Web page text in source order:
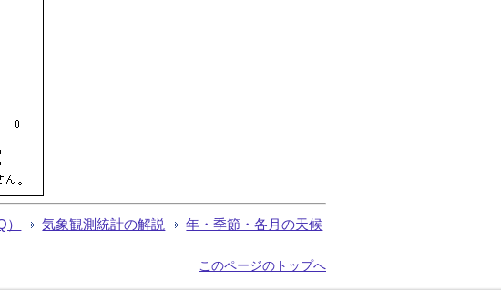
気象観測統計の解説 年・季節・各月の天候
このページのトップへ